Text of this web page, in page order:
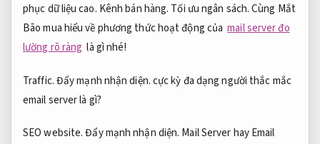
phục dữ liệu cao. Kênh bán hàng. Tối ưu ngân sách.Cùng Mắt
Bão mua hiểu về phương thức hoạt động của mail server đo
lường rõ ràng là gì nhé!
Traffic.Đẩy mạnh nhận diện.cực kỳ đa dạng người thắc mắc
email server là gì?
SEO website. Đẩy mạnh nhận diện. Mail Server hay Email